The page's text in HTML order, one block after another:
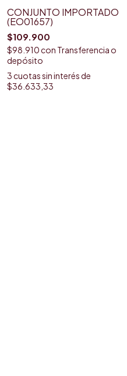
CONJUNTO IMPORTADO
(EO01657)
$109.900
$98.910con Transferencia o
depósito
3cuotas sin interés de
$36.633,33